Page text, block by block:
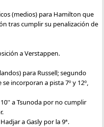
(medios) para Hamilton que
tras cumplir su penalización de
a Verstappen.
para Russell; segundo
incorporan a pista 7º y 12º,
a Tsunoda por no cumplir
a Gasly por la 9ª.